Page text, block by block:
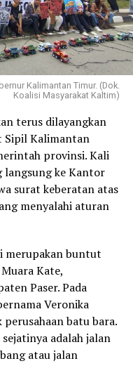
Kalimantan Timur. (Dok.
Koalisi Masyarakat Kaltim)
terus dilayangkan
Sipil Kalimantan
provinsi. Kali
langsung ke Kantor
surat keberatan atas
menyalahi aturan
merupakan buntut
Kate,
Paser. Pada
Veronika
batu bara.
adalah jalan
atau jalan